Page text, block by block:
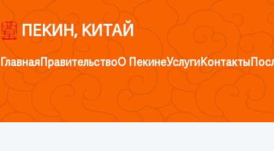
ПЕКИН, КИТАЙ
ГлавнаяПравительствоО ПекинеУслугиКонтакты